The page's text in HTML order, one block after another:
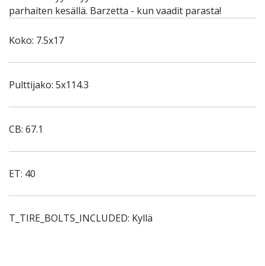
parhaiten kesällä. Barzetta - kun vaadit parasta!
Koko: 7.5x17
Pulttijako: 5x114.3
CB: 67.1
ET: 40
T_TIRE_BOLTS_INCLUDED: Kyllä